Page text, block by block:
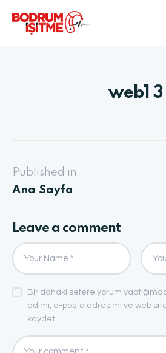
web1 3
Published in
Ana Sayfa
Leave a comment
Bir dahaki sefere yorum
adımı, e-posta adresimi ve web
kaydet.